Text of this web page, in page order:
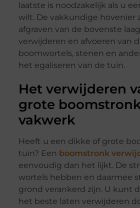
laatste is noodzakelijk als u
wilt. De vakkundige hovenier
afgraven van de bovenste
verwijderen en afvoeren van
boomwortels, stenen en
het egaliseren van de tuin.
Het verwijderen
grote
vakwerk
Heeft u een dikke of grote
tuin? Een boomstronk
eenvoudig dan het lijkt. De
wortels hebben en daarmee
grond verankerd zijn. U kunt
het beste laten verwijderen